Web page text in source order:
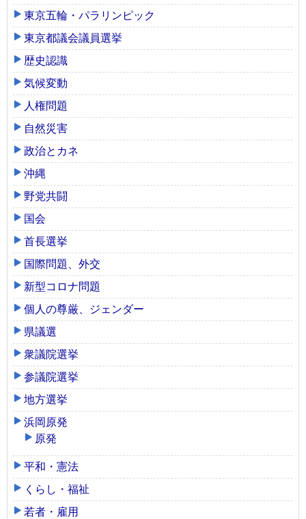
東京五輪・パラリンピック
東京都議会議員選挙
歴史認識
気候変動
人権問題
自然災害
政治とカネ
沖縄
野党共闘
国会
首長選挙
国際問題、外交
新型コロナ問題
個人の尊厳、ジェンダー
県議選
衆議院選挙
参議院選挙
地方選挙
浜岡原発
原発
平和・憲法
くらし・福祉
若者・雇用